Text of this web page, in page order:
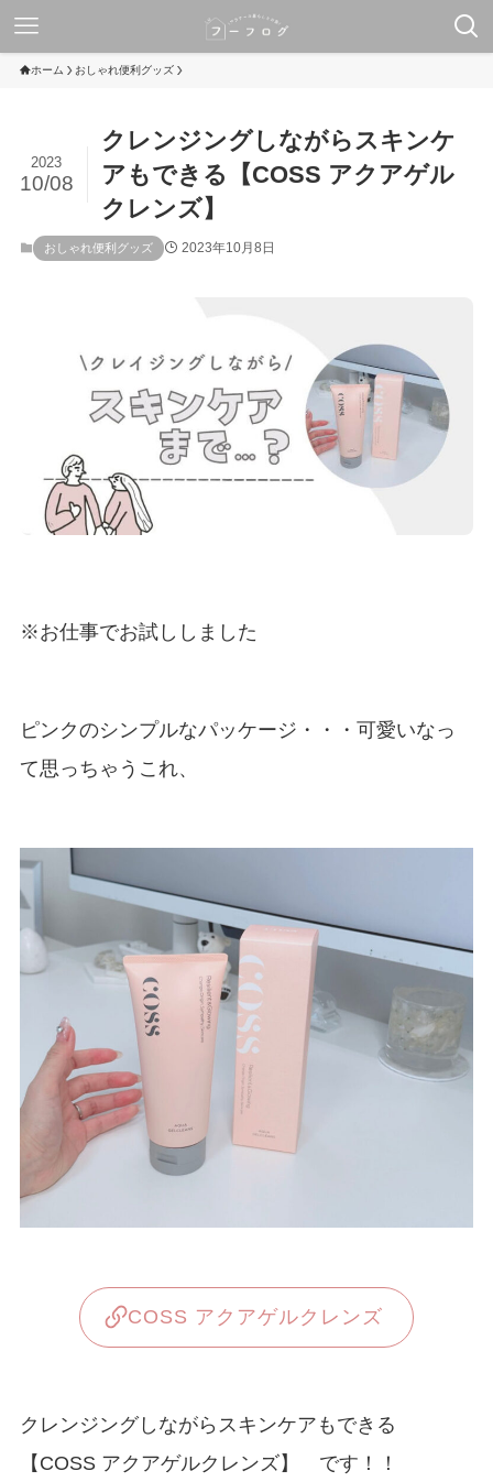
ホーム おしゃれ便利グッズ
クレンジングしながらスキンケ
アもできる【COSS アクアゲル
クレンズ】
2023
10/08
おしゃれ便利グッズ 2023年10月8日
※お仕事でお試ししました
ピンクのシンプルなパッケージ・・・可愛いなっ
て思っちゃうこれ、
COSS アクアゲルクレンズ
クレンジングしながらスキンケアもできる
【COSS アクアゲルクレンズ】 です！！